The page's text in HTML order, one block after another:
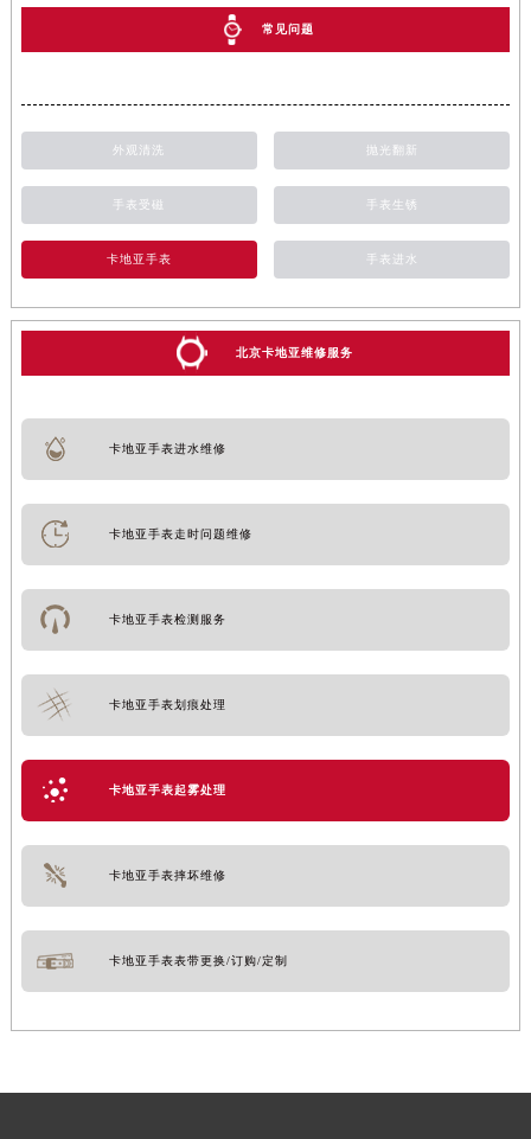
常见问题
外观清洗 抛光翻新
手表受磁 手表生锈
卡地亚手表 手表进水
北京卡地亚维修服务
卡地亚手表进水维修
卡地亚手表走时问题维修
卡地亚手表检测服务
卡地亚手表划痕处理
卡地亚手表起雾处理
卡地亚手表摔坏维修
卡地亚手表表带更换/订购/定制